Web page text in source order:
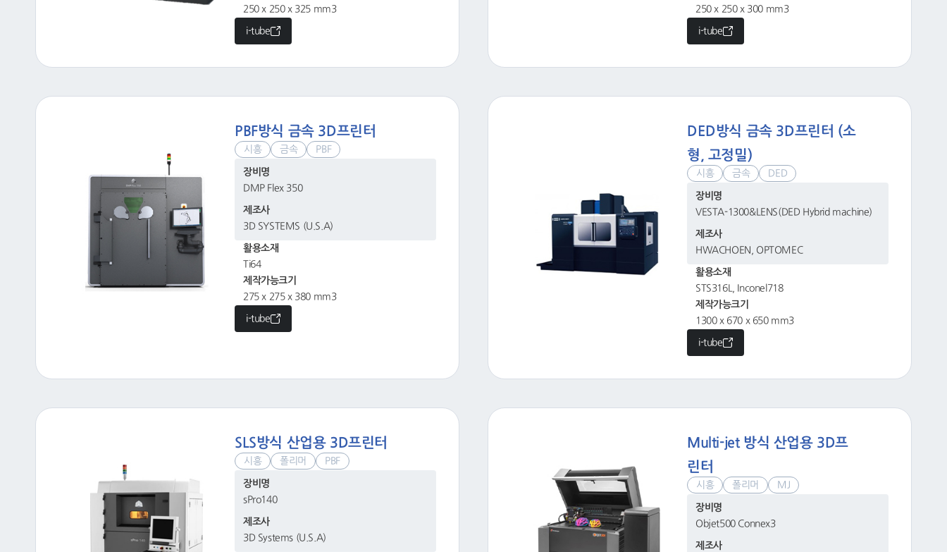
250 x 250 x 325 mm3
i-tube
250 x 250 x 300 mm3
i-tube
PBF방식 금속 3D프린터
시흥 금속 PBF
장비명
DMP Flex 350
제조사
3D SYSTEMS (U.S.A)
활용소재
Ti64
제작가능크기
275 x 275 x 380 mm3
i-tube
DED방식 금속 3D프린터 (소
형, 고정밀)
시흥 금속 DED
장비명
VESTA-1300&LENS(DED Hybrid machine)
제조사
HWACHOEN, OPTOMEC
활용소재
STS316L, Inconel718
제작가능크기
1300 x 670 x 650 mm3
i-tube
SLS방식 산업용 3D프린터
시흥 폴리머 PBF
장비명
sPro140
제조사
3D Systems (U.S.A)
Multi-jet 방식 산업용 3D프
린터
시흥 폴리머 MJ
장비명
Objet500 Connex3
제조사